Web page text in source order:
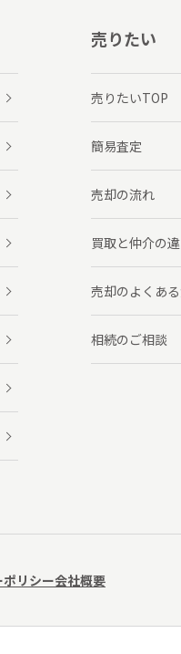
売りたい
売りたいTOP
簡易査定
売却の流れ
買取と仲介の
売却のよくあ
相続のご相談
リシー会社概要